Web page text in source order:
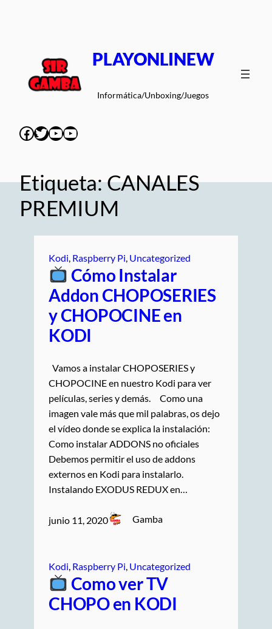
PLAYONLINEW
Informática/Unboxing/Juegos
Facebook
Twitter
YouTube
YouTube
Etiqueta:CANALES
PREMIUM
Kodi Raspberry Pi Uncategorized
Cómo Instalar
Addon CHOPOSERIES
y CHOPOCINE en
KODI
Vamos a instalar CHOPOSERIES y
CHOPOCINE en nuestro Kodi para ver
películas, series y demás. Como una
imagen vale más que mil palabras, os dejo
el vídeo donde se explica la instalación:
Como instalar ADDONS no oficiales
Debemos permitir el uso de addons
externos en Kodi para instalarlo.
Instalando EXODUS REDUX en…
junio 11, 2020 Gamba
Kodi Raspberry Pi Uncategorized
Como ver TV
CHOPO en KODI